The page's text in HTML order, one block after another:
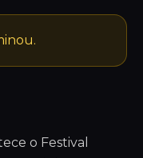
o Festival